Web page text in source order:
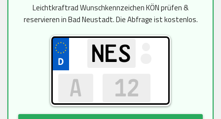
Leichtkraftrad Wunschkennzeichen KÖN prüfen &
reservieren in Bad Neustadt. Die Abfrage ist kostenlos.